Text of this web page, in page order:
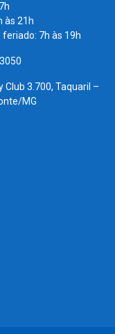
às 21h
feriado: 7h às 19h
Club 3.700, Taquaril –
MG